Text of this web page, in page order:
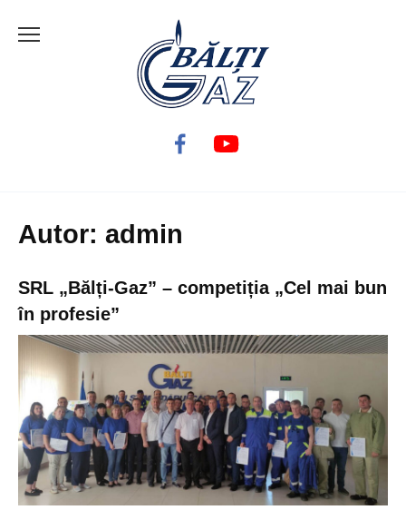
Autor: admin
SRL „Bălți-Gaz” – competiția „Cel mai bun
în profesie”